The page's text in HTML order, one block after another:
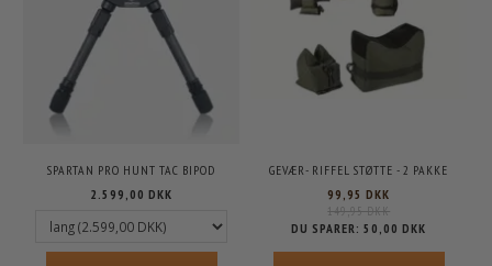
SPARTAN PRO HUNT TAC BIPOD
2.599,00 DKK
GEVÆR- RIFFEL STØTTE - 2 PAKKE
99,95 DKK
149,95 DKK
DU SPARER:50,00 DKK